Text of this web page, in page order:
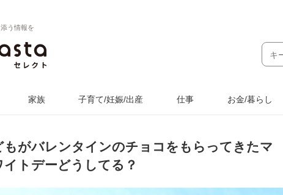
う情報を
家族 子育て/妊娠/出産 仕事 お金/暮らし
もがバレンタインのチョコをもらってきたマ
トデーどうしてる？